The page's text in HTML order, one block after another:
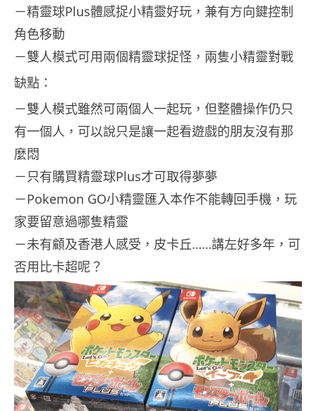
－精靈球Plus體感捉小精靈好玩，兼有方向鍵控制
角色移動
－雙人模式可用兩個精靈球捉怪，兩隻小精靈對戰
缺點：
－雙人模式雖然可兩個人一起玩，但整體操作仍只
有一個人，可以說只是讓一起看遊戲的朋友沒有那
麼悶
－只有購買精靈球Plus才可取得夢夢
－Pokemon GO小精靈匯入本作不能轉回手機，玩
家要留意過哪隻精靈
－未有顧及香港人感受，皮卡丘……講左好多年，可
否用比卡超呢？